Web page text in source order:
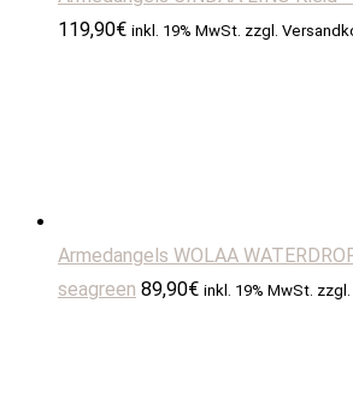
119,90€ inkl. 19% MwSt. zzgl.
Armedangels WOLAA
seagreen 89,90€ inkl. 19% MwSt.